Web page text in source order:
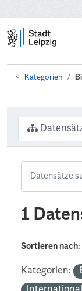
Kategorien
1
Sortieren nach
Kategorien: